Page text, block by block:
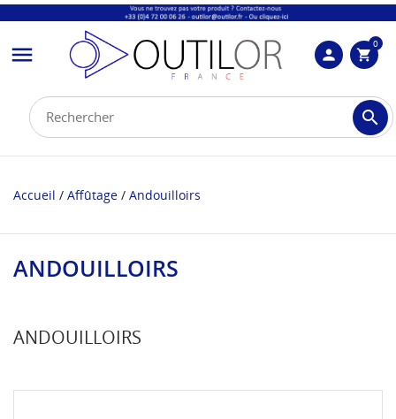
 person shopping_cart
0

Accueil Affûtage Andouilloirs
ANDOUILLOIRS
ANDOUILLOIRS